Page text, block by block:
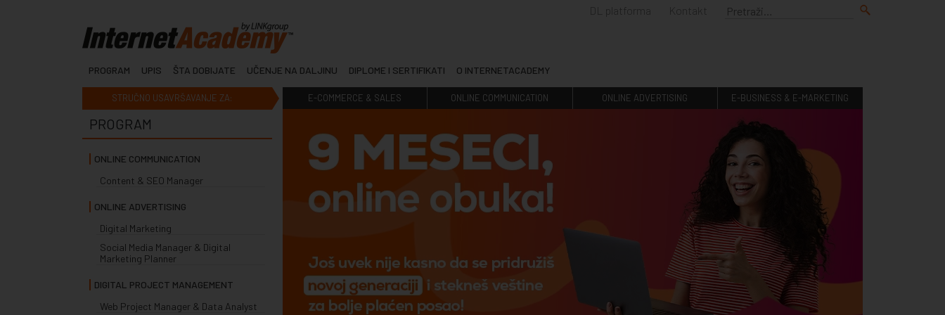
DL platforma Kontakt
PROGRAM UPIS ŠTA DOBIJATE UČENJE NA DALJINU DIPLOME I SERTIFIKATI O INTERNETACADEMY
STRUČNO USAVRŠAVANJE ZA: E-COMMERCE & SALES ONLINE COMMUNICATION ONLINE ADVERTISING E-BUSINESS & E-MARKETING
PROGRAM
ONLINE COMMUNICATION
Content & SEO Manager
ONLINE ADVERTISING
Digital Marketing
Social Media Manager & Digital
Marketing Planner
DIGITAL PROJECT MANAGEMENT
Web Project Manager & Data Analyst